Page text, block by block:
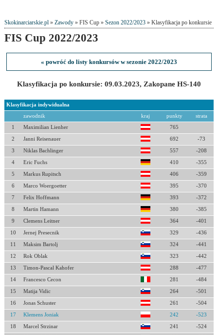
Skokinarciarskie.pl» Zawody» FIS Cup » Sezon 2022/2023» Klasyfikacja po konkursie
FIS Cup 2022/2023
« powróć do listy konkursów w sezonie 2022/2023
Klasyfikacja po konkursie: 09.03.2023, Zakopane HS-140
Klasyfikacja indywidualna
zawodnik kraj punkty strata
1 Maximilian Lienher 765
2 Janni Reisenauer 692 -73
3 Niklas Bachlinger 557 -208
4 Eric Fuchs 410 -355
5 Markus Rupitsch 406 -359
6 Marco Woergoetter 395 -370
7 Felix Hoffmann 393 -372
8 Martin Hamann 380 -385
9 Clemens Leitner 364 -401
10 Jernej Presecnik 329 -436
11 Maksim Bartolj 324 -441
12 Rok Oblak 323 -442
13 Timon-Pascal Kahofer 288 -477
14 Francesco Cecon 281 -484
15 Matija Vidic 264 -501
16 Jonas Schuster 261 -504
17 Klemens Joniak 242 -523
18 Marcel Strzinar 241 -524